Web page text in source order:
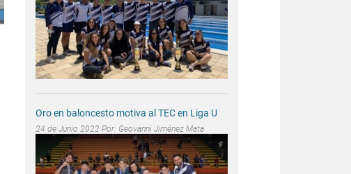
Oro en baloncesto motiva al TEC en Liga U
24 de Junio 2022 Por: Geovanni Jiménez Mata